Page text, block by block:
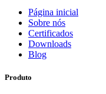
Página inicial
Sobre nós
Certificados
Downloads
Blog
Produto